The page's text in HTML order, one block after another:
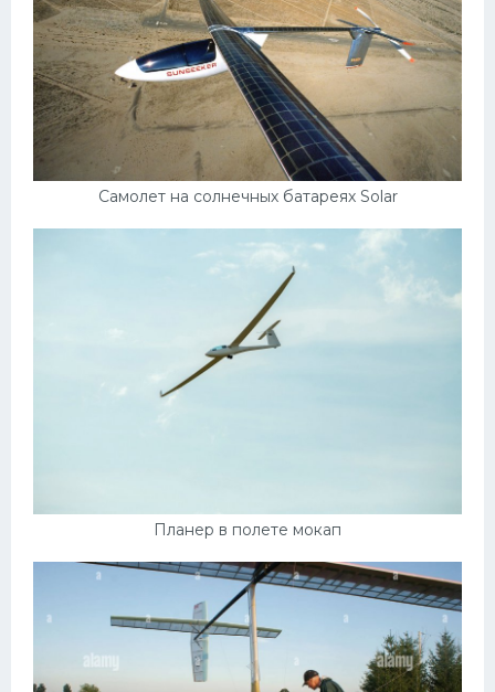
Самолет на солнечных батареях Solar
Планер в полете мокап